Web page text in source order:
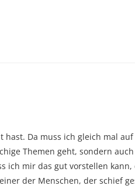
Da muss ich gleich mal
Themen geht, sondern
ich mir das gut vorstellen
der Menschen, der schief